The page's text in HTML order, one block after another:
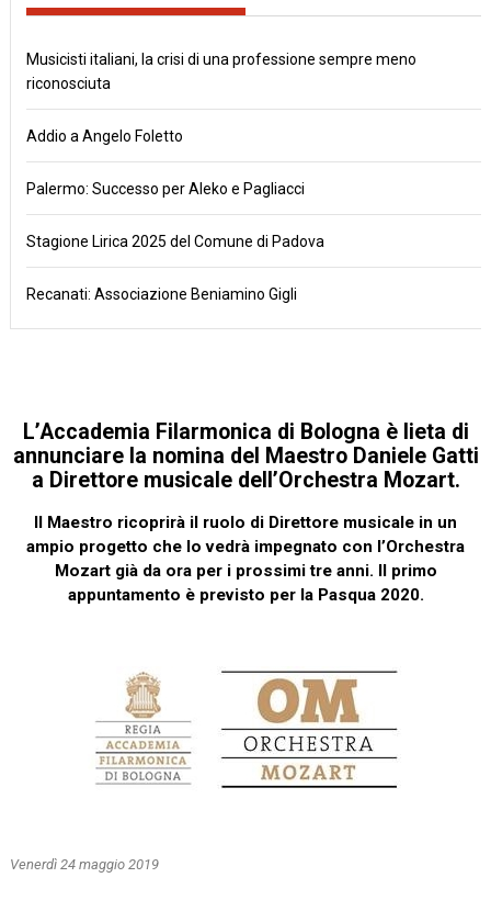
Musicisti italiani, la crisi di una professione sempre meno
riconosciuta
Addio a Angelo Foletto
Palermo: Successo per Aleko e Pagliacci
Stagione Lirica 2025 del Comune di Padova
Recanati: Associazione Beniamino Gigli
L’Accademia Filarmonica di Bologna è lieta di
annunciare la nomina del Maestro Daniele Gatti
a Direttore musicale dell’Orchestra Mozart.
Il Maestro ricoprirà il ruolo di Direttore musicale in un
ampio progetto che lo vedrà impegnato con l’Orchestra
Mozart già da ora per i prossimi tre anni. Il primo
appuntamento è previsto per la Pasqua 2020.
Venerdì 24 maggio 2019